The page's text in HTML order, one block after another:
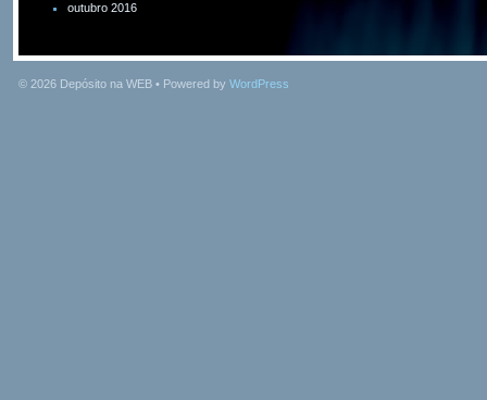
outubro 2016
© 2026 Depósito na WEB • Powered by WordPress